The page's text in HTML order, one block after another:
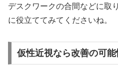
デスクワークの合間などに取
に役立ててみてくださいね。
仮性近視なら改善の可